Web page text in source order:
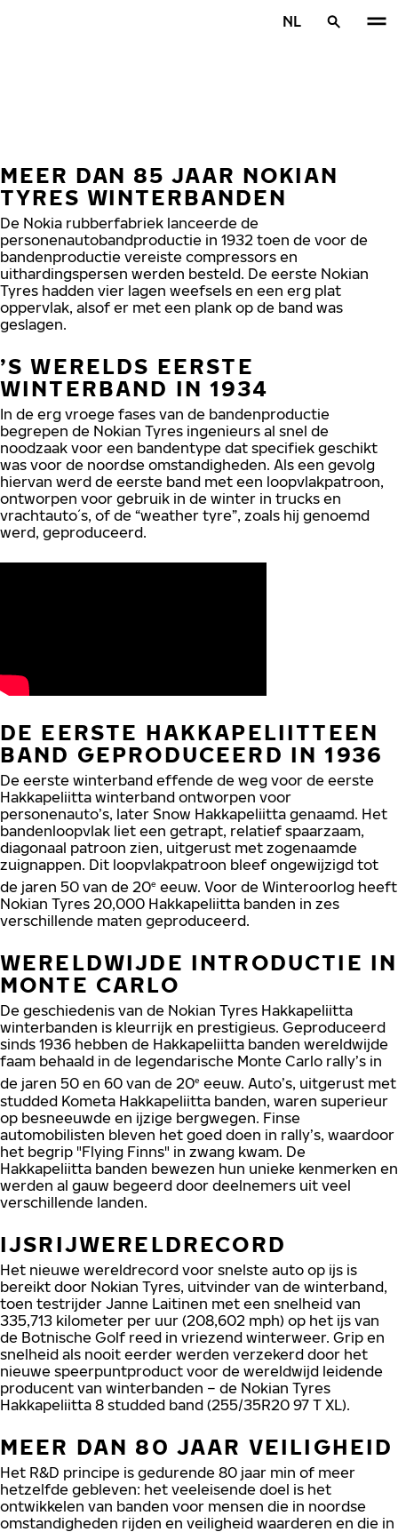
NL
MEER DAN 85 JAAR NOKIAN
TYRES WINTERBANDEN
De Nokia rubberfabriek lanceerde de
personenautobandproductie in 1932 toen de voor de
bandenproductie vereiste compressors en
uithardingspersen werden besteld. De eerste Nokian
Tyres hadden vier lagen weefsels en een erg plat
oppervlak, alsof er met een plank op de band was
geslagen.
’S WERELDS EERSTE
WINTERBAND IN 1934
In de erg vroege fases van de bandenproductie
begrepen de Nokian Tyres ingenieurs al snel de
noodzaak voor een bandentype dat specifiek geschikt
was voor de noordse omstandigheden. Als een gevolg
hiervan werd de eerste band met een loopvlakpatroon,
ontworpen voor gebruik in de winter in trucks en
vrachtauto´s, of de “weather tyre”, zoals hij genoemd
werd, geproduceerd.
DE EERSTE HAKKAPELIITTEEN
BAND GEPRODUCEERD IN 1936
De eerste winterband effende de weg voor de eerste
Hakkapeliitta winterband ontworpen voor
personenauto’s, later Snow Hakkapeliitta genaamd. Het
bandenloopvlak liet een getrapt, relatief spaarzaam,
diagonaal patroon zien, uitgerust met zogenaamde
zuignappen. Dit loopvlakpatroon bleef ongewijzigd tot
de jaren 50 van de 20e eeuw. Voor de Winteroorlog heeft
Nokian Tyres 20,000 Hakkapeliitta banden in zes
verschillende maten geproduceerd.
WERELDWIJDE INTRODUCTIE IN
MONTE CARLO
De geschiedenis van de Nokian Tyres Hakkapeliitta
winterbanden is kleurrijk en prestigieus. Geproduceerd
sinds 1936 hebben de Hakkapeliitta banden wereldwijde
faam behaald in de legendarische Monte Carlo rally’s in
de jaren 50 en 60 van de 20e eeuw. Auto’s, uitgerust met
studded Kometa Hakkapeliitta banden, waren superieur
op besneeuwde en ijzige bergwegen. Finse
automobilisten bleven het goed doen in rally’s, waardoor
het begrip "Flying Finns" in zwang kwam. De
Hakkapeliitta banden bewezen hun unieke kenmerken en
werden al gauw begeerd door deelnemers uit veel
verschillende landen.
IJSRIJWERELDRECORD
Het nieuwe wereldrecord voor snelste auto op ijs is
bereikt door Nokian Tyres, uitvinder van de winterband,
toen testrijder Janne Laitinen met een snelheid van
335,713 kilometer per uur (208,602 mph) op het ijs van
de Botnische Golf reed in vriezend winterweer. Grip en
snelheid als nooit eerder werden verzekerd door het
nieuwe speerpuntproduct voor de wereldwijd leidende
producent van winterbanden – de Nokian Tyres
Hakkapeliitta 8 studded band (255/35R20 97 T XL).
MEER DAN 80 JAAR VEILIGHEID
Het R&D principe is gedurende 80 jaar min of meer
hetzelfde gebleven: het veeleisende doel is het
ontwikkelen van banden voor mensen die in noordse
omstandigheden rijden en veiligheid waarderen en die in